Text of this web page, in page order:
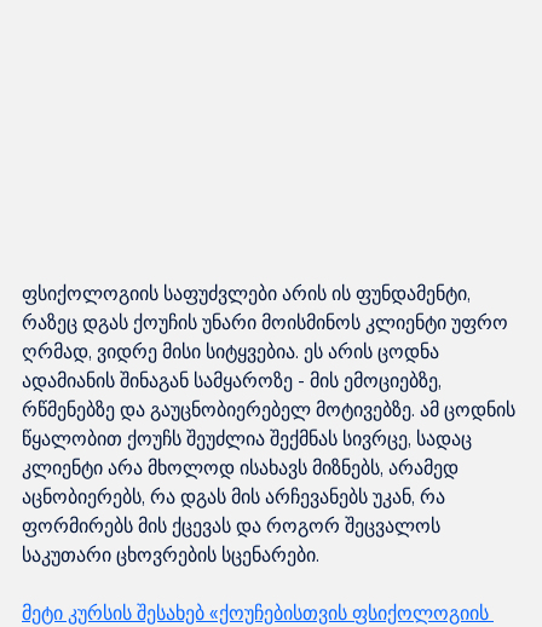
ფსიქოლოგიის საფუძვლები არის ის ფუნდამენტი,
რაზეც დგას ქოუჩის უნარი მოისმინოს კლიენტი უფრო
ღრმად, ვიდრე მისი სიტყვებია. ეს არის ცოდნა
ადამიანის შინაგან სამყაროზე - მის ემოციებზე,
რწმენებზე და გაუცნობიერებელ მოტივებზე. ამ ცოდნის
წყალობით ქოუჩს შეუძლია შექმნას სივრცე, სადაც
კლიენტი არა მხოლოდ ისახავს მიზნებს, არამედ
აცნობიერებს, რა დგას მის არჩევანებს უკან, რა
ფორმირებს მის ქცევას და როგორ შეცვალოს
საკუთარი ცხოვრების სცენარები.
მეტი კურსის შესახებ «ქოუჩებისთვის ფსიქოლოგიის